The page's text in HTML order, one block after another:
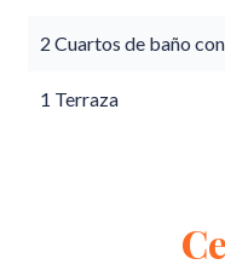
2 Cuartos de baño
1 Terraza